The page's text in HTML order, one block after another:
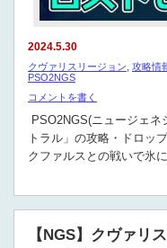
2024.5.30
クヴァリスリージョン 攻略情
PSO2NGS
コメントを書く
PSO2NGS(ニュージェ
トラル」の攻略・ドロッ
クファルスとの戦いで氷
【NGS】クヴァリ